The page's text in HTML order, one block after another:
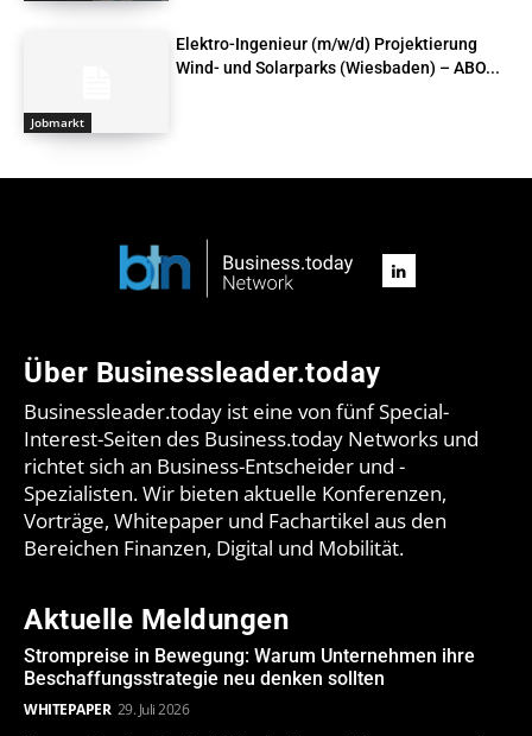
Jobmarkt
Elektro-Ingenieur (m/w/d) Projektierung
Wind- und Solarparks (Wiesbaden) – ABO...
Über Businessleader.today
Businessleader.today ist eine von fünf Special-
Interest-Seiten des Business.today Networks und
richtet sich an Business-Entscheider und -
Spezialisten. Wir bieten aktuelle Konferenzen,
Vorträge, Whitepaper und Fachartikel aus den
Bereichen Finanzen, Digital und Mobilität.
Aktuelle Meldungen
Strompreise in Bewegung: Warum Unternehmen ihre
Beschaffungsstrategie neu denken sollten
WHITEPAPER 29. Juli 2026